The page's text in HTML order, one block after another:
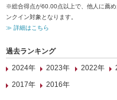
※総合得点が60.00点以上で、他人に薦
ンクイン対象となります。
≫ 詳細はこちら
過去ランキング
2024年
2023年 2022年
2017年
2016年